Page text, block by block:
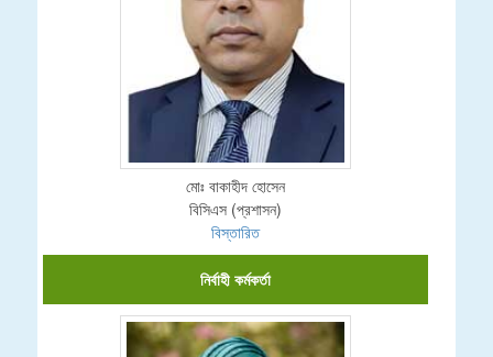
মোঃ বাকাহীদ হোসেন
বিসিএস (প্রশাসন)
বিস্তারিত
নির্বাহী কর্মকর্তা